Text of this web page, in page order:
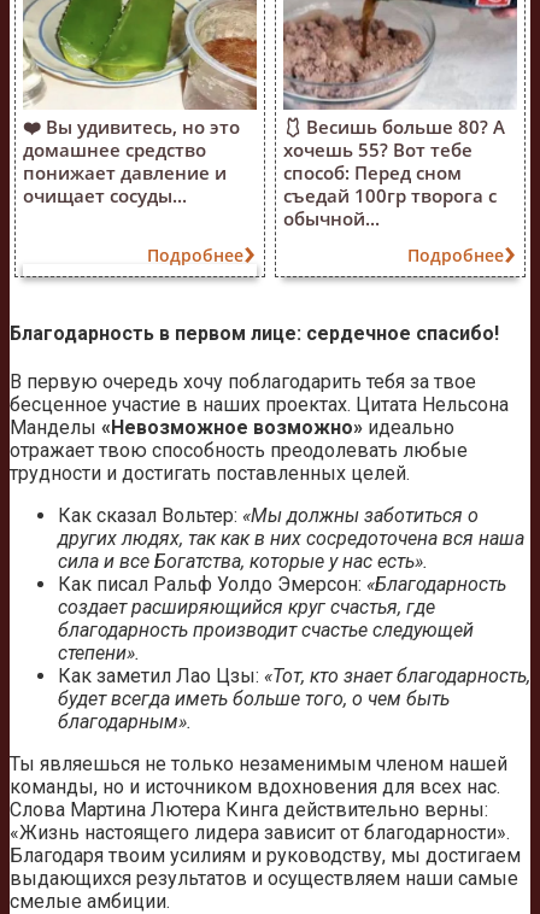
❤️ Вы удивитесь, но это
домашнее средство
понижает давление и
очищает сосуды...
Подробнее
🩱 Весишь больше 80? А
хочешь 55? Вот тебе
способ: Перед сном
съедай 100гр творога с
обычной...
Подробнее
Благодарность в первом лице: сердечное спасибо!
В первую очередь хочу поблагодарить тебя за твое
бесценное участие в наших проектах. Цитата Нельсона
Манделы «Невозможное возможно» идеально
отражает твою способность преодолевать любые
трудности и достигать поставленных целей.
Как сказал Вольтер: «Мы должны заботиться о
других людях, так как в них сосредоточена вся наша
сила и все Богатства, которые у нас есть».
Как писал Ральф Уолдо Эмерсон: «Благодарность
создает расширяющийся круг счастья, где
благодарность производит счастье следующей
степени».
Как заметил Лао Цзы: «Тот, кто знает благодарность,
будет всегда иметь больше того, о чем быть
благодарным».
Ты являешься не только незаменимым членом нашей
команды, но и источником вдохновения для всех нас.
Слова Мартина Лютера Кинга действительно верны:
«Жизнь настоящего лидера зависит от благодарности».
Благодаря твоим усилиям и руководству, мы достигаем
выдающихся результатов и осуществляем наши самые
смелые амбиции.